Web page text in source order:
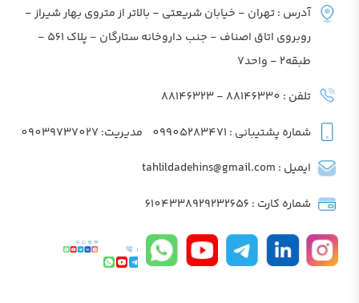
آدرس : تهران - خیابان شریعتی - بالاتر از متروی بهار شیراز -
روبروی اتاق اصناف - جنب داروخانه ستارگان - پلاک 561 -
طبقه2 - واحد7
تلفن : 88146330 - 88146323
شماره پشتیبانی : 09905283471 مدیریت: 09039737027
ایمیل : tahlildadehins@gmail.com
شماره کارت : 6104338929232656